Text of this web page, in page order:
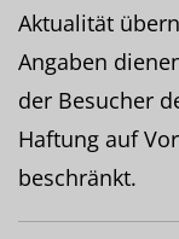
Aktualität
Angaben
der Besucher
Haftung auf
beschränkt.